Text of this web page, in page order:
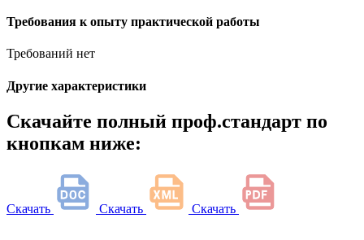
Требования к опыту практической работы
Требований нет
Другие характеристики
Скачайте полный проф.стандарт по
кнопкам ниже:
Скачать Скачать Скачать